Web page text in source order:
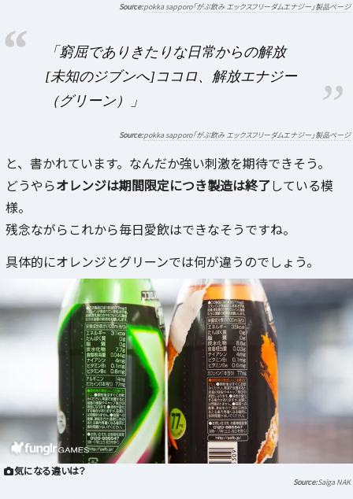
pokka sapporo「がぶ飲み エックスフリーダムエナジー」製品ページ
「窮屈でありきたりな日常からの解放
[未知のジブンへ]ココロ、解放エナジー
（グリーン）」
pokka sapporo「がぶ飲み エックスフリーダムエナジー」製品ページ
と、書かれています。なんだか強い刺激を期待できそう。
どうやらオレンジは期間限定につき製造は終了している模
様。
残念ながらこれから毎日愛飲はできなそうですね。
具体的にオレンジとグリーンでは何が違うのでしょう。
気になる違いは？
Saiga NAK